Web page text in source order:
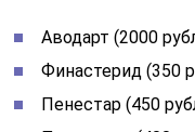
Аводарт (2000
Финастерид (350
Пенестар (450